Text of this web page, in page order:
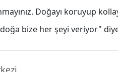
Doğayı koruyup
bize her şeyi veriyor"